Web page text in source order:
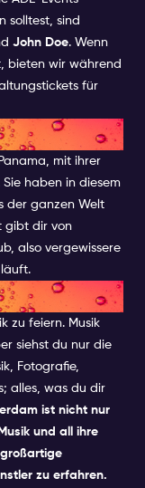
solltest, sind
John Doe. Wenn
bieten wir während
für
mit ihrer
haben in diesem
der ganzen Welt
gibt dir von
also vergewissere
zu feiern. Musik
siehst du nur die
Fotografie,
alles, was du dir
ist nicht nur
und all ihre
zu erfahren.